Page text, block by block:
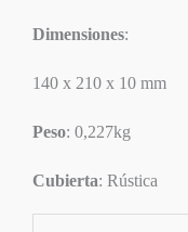
Dimensiones:
140 x 210 x 10 mm
Peso: 0,227kg
Cubierta: Rústica